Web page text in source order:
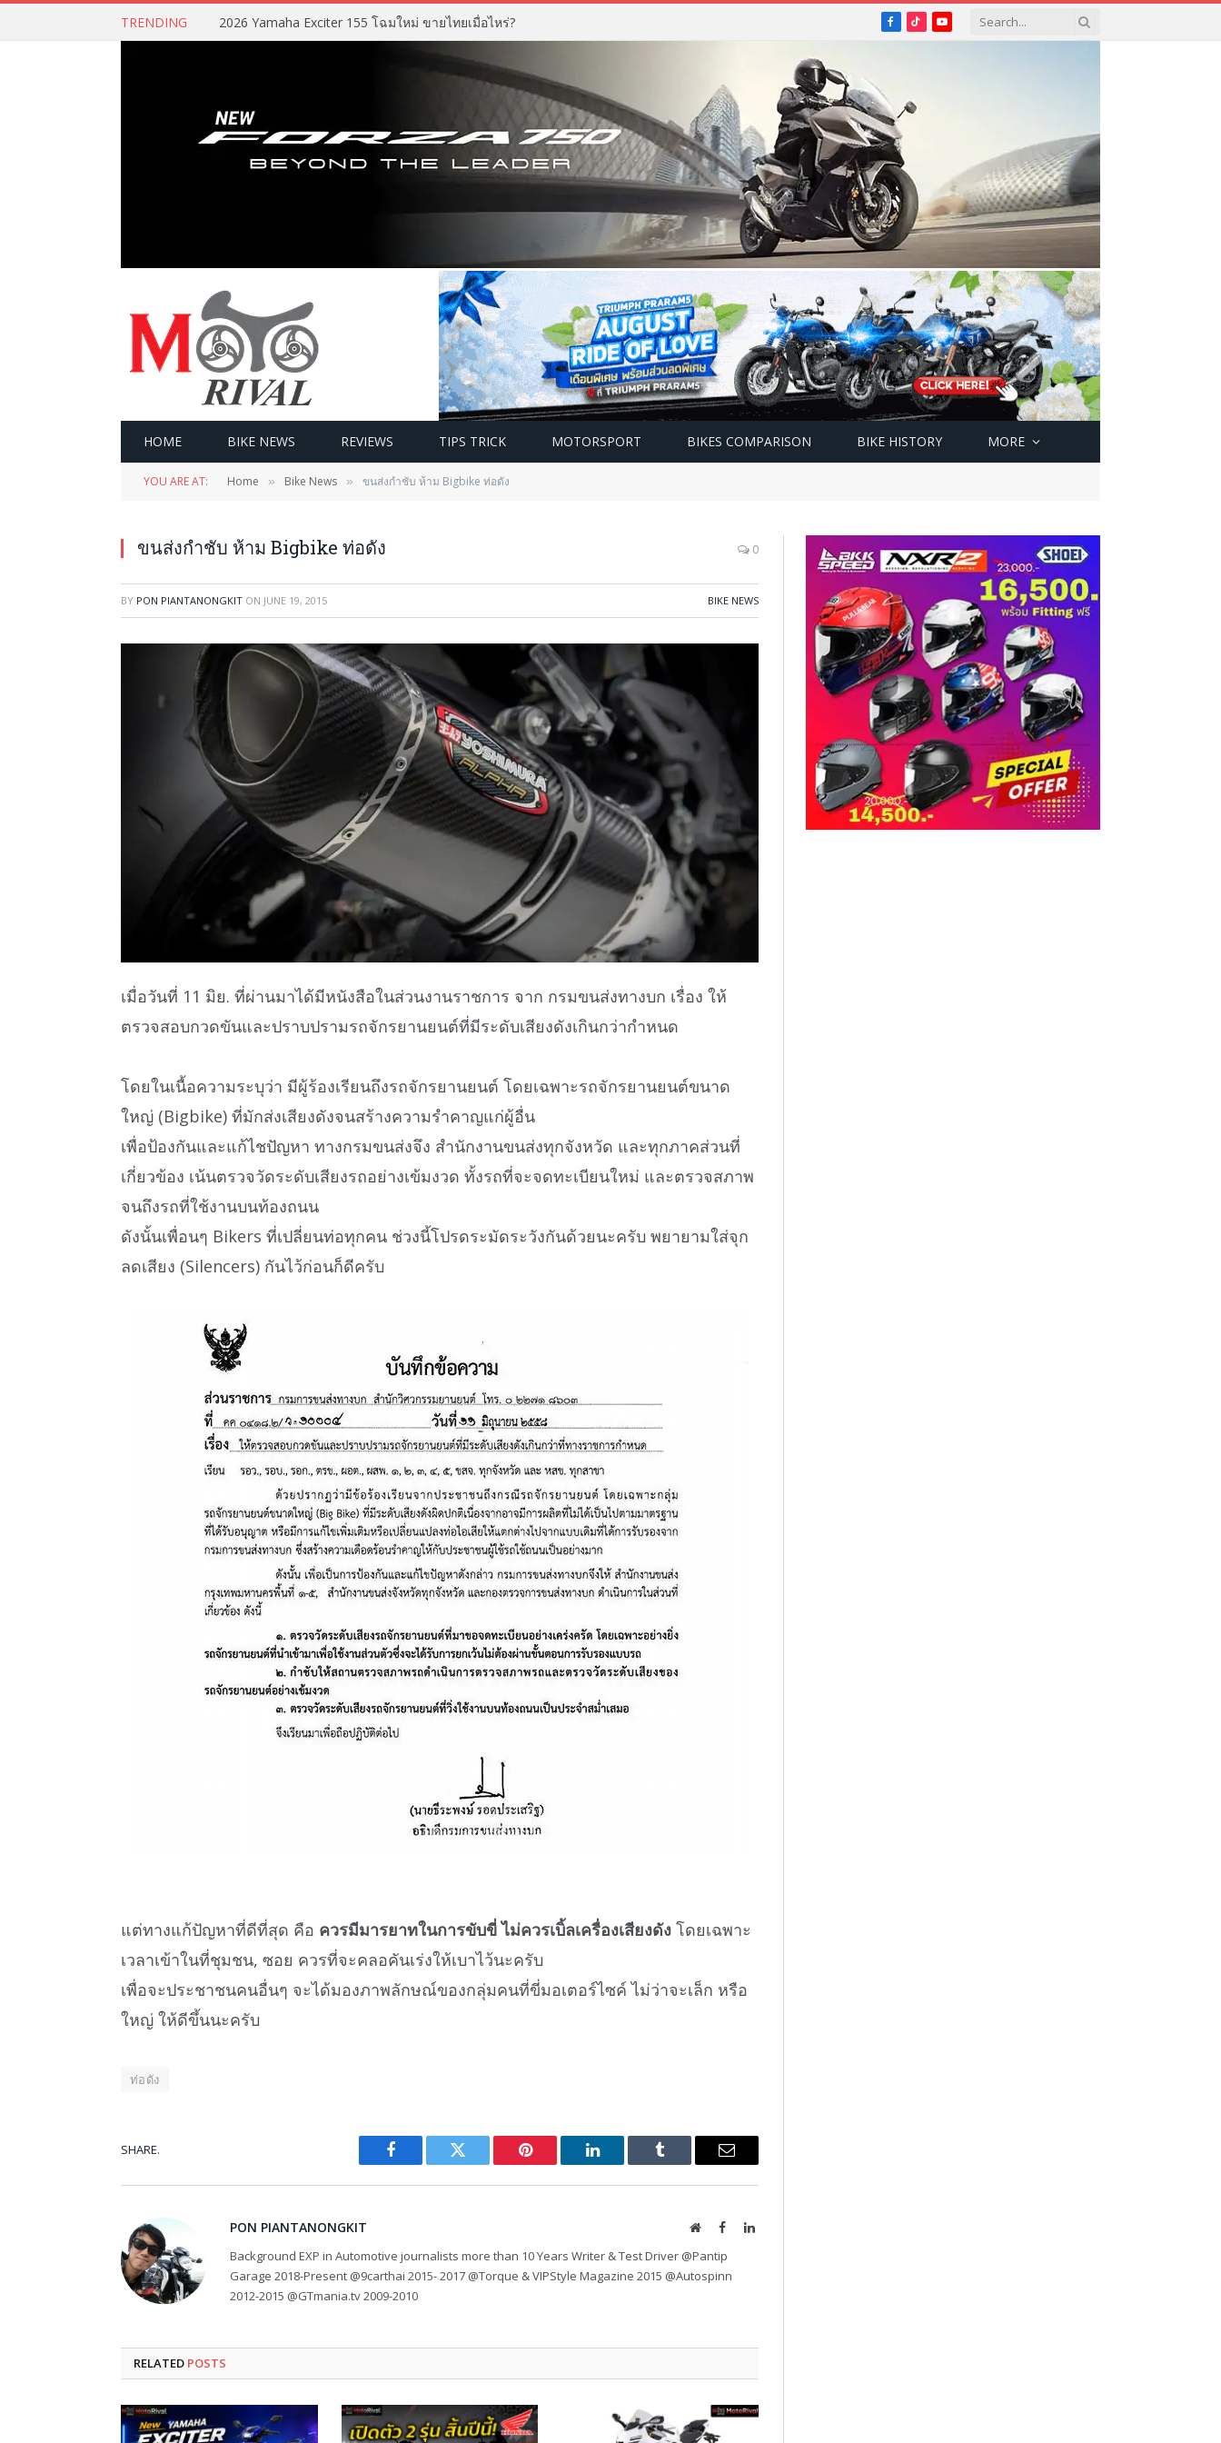
TRENDING 2026 Yamaha Exciter 155 โฉมใหม่ ขายไทยเมื่อไหร่? Facebook
TikTokYouTube
HOME BIKE NEWS REVIEWS TIPS TRICK MOTORSPORT BIKES COMPARISON BIKE HISTORY MORE
YOU ARE AT: Home » Bike News » ขนส่งกำชับ ห้าม Bigbike ท่อดัง
ขนส่งกำชับ ห้าม Bigbike ท่อดัง 0
BY PON PIANTANONGKIT ON JUNE 19, 2015 BIKE NEWS
เมื่อวันที่ 11 มิย. ที่ผ่านมาได้มีหนังสือในส่วนงานราชการ จาก กรมขนส่งทางบก เรื่อง ให้
ตรวจสอบกวดขันและปราบปรามรถจักรยานยนต์ที่มีระดับเสียงดังเกินกว่ากำหนด
โดยในเนื้อความระบุว่า มีผู้ร้องเรียนถึงรถจักรยานยนต์ โดยเฉพาะรถจักรยานยนต์ขนาด
ใหญ่ (Bigbike) ที่มักส่งเสียงดังจนสร้างความรำคาญแก่ผู้อื่น
เพื่อป้องกันและแก้ไชปัญหา ทางกรมขนส่งจึง สำนักงานขนส่งทุกจังหวัด และทุกภาคส่วนที่
เกี่ยวข้อง เน้นตรวจวัดระดับเสียงรถอย่างเข้มงวด ทั้งรถที่จะจดทะเบียนใหม่ และตรวจสภาพ
จนถึงรถที่ใช้งานบนท้องถนน
ดังนั้นเพื่อนๆ Bikers ที่เปลี่ยนท่อทุกคน ช่วงนี้โปรดระมัดระวังกันด้วยนะครับ พยายามใส่จุก
ลดเสียง (Silencers) กันไว้ก่อนก็ดีครับ
แต่ทางแก้ปัญหาที่ดีที่สุด คือ ควรมีมารยาทในการขับขี่ ไม่ควรเบิ้ลเครื่องเสียงดัง โดยเฉพาะ
เวลาเข้าในที่ชุมชน, ซอย ควรที่จะคลอคันเร่งให้เบาไว้นะครับ
เพื่อจะประชาชนคนอื่นๆ จะได้มองภาพลักษณ์ของกลุ่มคนที่ขี่มอเตอร์ไซค์ ไม่ว่าจะเล็ก หรือ
ใหญ่ ให้ดีขึ้นนะครับ
ท่อดัง
SHARE.
Facebook Twitter Pinterest LinkedIn Tumblr Email
PON PIANTANONGKIT WebsiteFacebookLinkedIn
Background EXP in Automotive journalists more than 10 Years Writer & Test Driver @Pantip
Garage 2018-Present @9carthai 2015- 2017 @Torque & VIPStyle Magazine 2015 @Autospinn
2012-2015 @GTmania.tv 2009-2010
RELATED POSTS